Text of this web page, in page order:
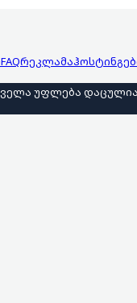
FAQრეკლამა
უფლება დაცულია